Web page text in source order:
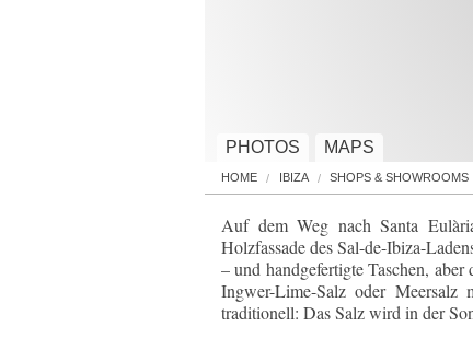
PHOTOS MAPS
HOME IBIZA SHOPS & SHOWROOMS
Auf dem Weg nach Santa
Holzfassade des Sal-de-Ibiza-
– und handgefertigte Taschen,
Ingwer-Lime-Salz oder
traditionell: Das Salz wird in der